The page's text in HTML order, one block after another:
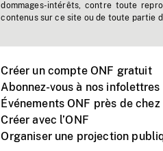
dommages-intérêts, contre toute
contenus sur ce site ou de toute partie
Créer un compte ONF gratuit
Abonnez-vous à nos infolettres
Événements ONF près de chez
Créer avec l’ONF
Organiser une projection